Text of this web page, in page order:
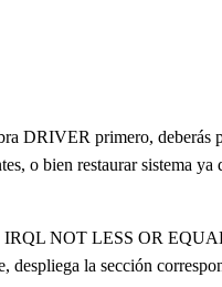
primero, deberás
o bien restaurar sistema
IRQL NOT LESS OR
la sección